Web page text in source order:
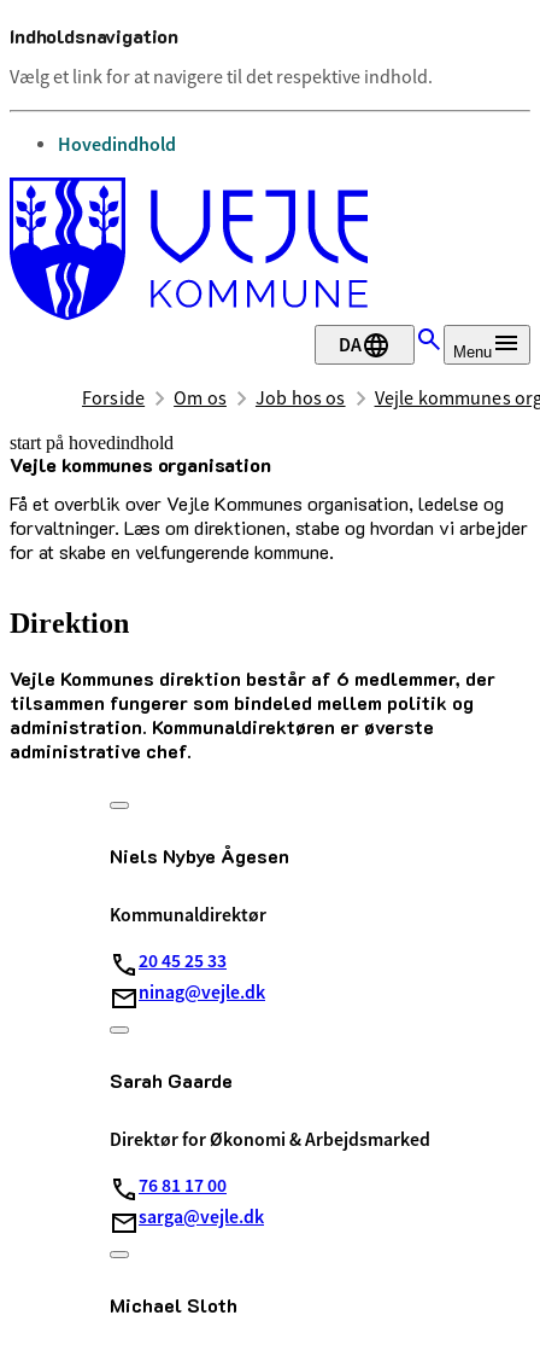
Indholdsnavigation
Vælg et link for at navigere til det respektive indhold.
gå til
Hovedindhold
DA Menu
Forside Om os Job hos os Vejle kommunes
start på hovedindhold
Vejle kommunes organisation
Få et overblik over Vejle Kommunes organisation, ledelse og
forvaltninger. Læs om direktionen, stabe og hvordan vi arbejder
for at skabe en velfungerende kommune.
senest opdateret 11. marts 2025
Direktion
Vejle Kommunes direktion består af 6 medlemmer, der
tilsammen fungerer som bindeled mellem politik og
administration. Kommunaldirektøren er øverste
administrative chef.
Niels Nybye Ågesen
Kommunaldirektør
20 45 25 33
ninag@vejle.dk
Sarah Gaarde
Direktør for Økonomi & Arbejdsmarked
76 81 17 00
sarga@vejle.dk
Michael Sloth